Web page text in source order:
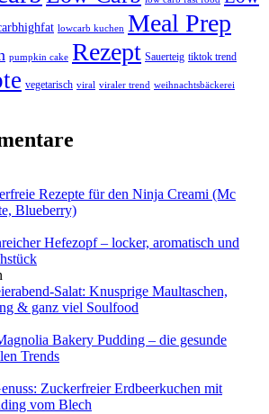
lowcarb kuchen Meal Prep
pumpkin cake Rezept Sauerteig tiktok trend
vegetarisch viral viraler trend weihnachtsbäckerei
Rezepte für den Ninja Creami (Mc
Blueberry)
Hefezopf – locker, aromatisch und
Salat: Knusprige Maultaschen,
& ganz viel Soulfood
Bakery Pudding – die gesunde
Trends
Zuckerfreier Erdbeerkuchen mit
vom Blech